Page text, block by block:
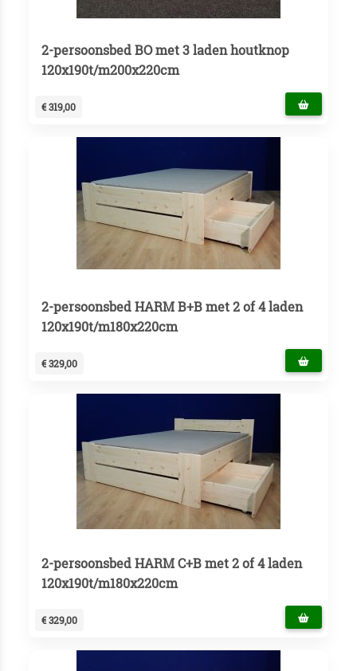
2-persoonsbed BO met 3 laden houtknop
120x190t/m200x220cm
€ 319,00
2-persoonsbed HARM B+B met 2 of 4 laden
120x190t/m180x220cm
€ 329,00
2-persoonsbed HARM C+B met 2 of 4 laden
120x190t/m180x220cm
€ 329,00